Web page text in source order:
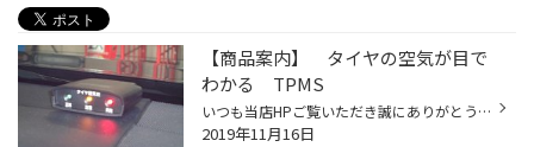
【商品案内】 タイヤの空気が目で
わかる TPMS
いつも当店HPご覧いただき誠にありがとうございます。 タイヤ館一宮バイパス店です。 突然ですが・・・・ 最近「TPMS」という単語、よく聞きませんか？ TPMSとは、タイヤ空気圧モニタリングシステムです。 ホイールに取付けられたセンサーでタイヤの空気圧を検知し、 車室内に取り付けられた受信機...
2019年11月16日